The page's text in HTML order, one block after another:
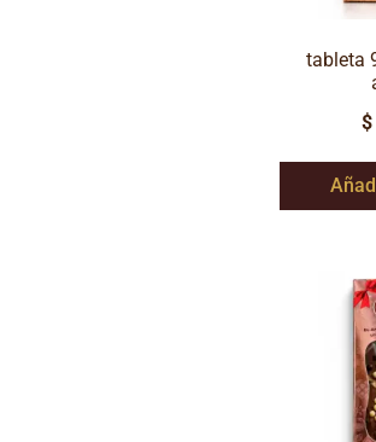
tableta
$